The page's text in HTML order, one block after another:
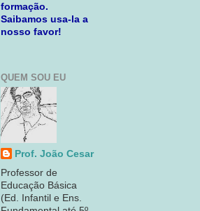
formação.
Saibamos usa-la a
nosso favor!
QUEM SOU EU
Prof. João Cesar
Professor de
Educação Básica
(Ed. Infantil e Ens.